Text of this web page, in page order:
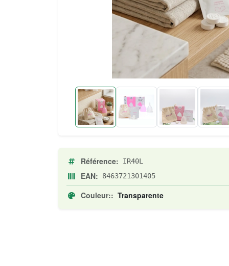
Référence: IR40L
EAN: 8463721301405
Couleur:: Transparente